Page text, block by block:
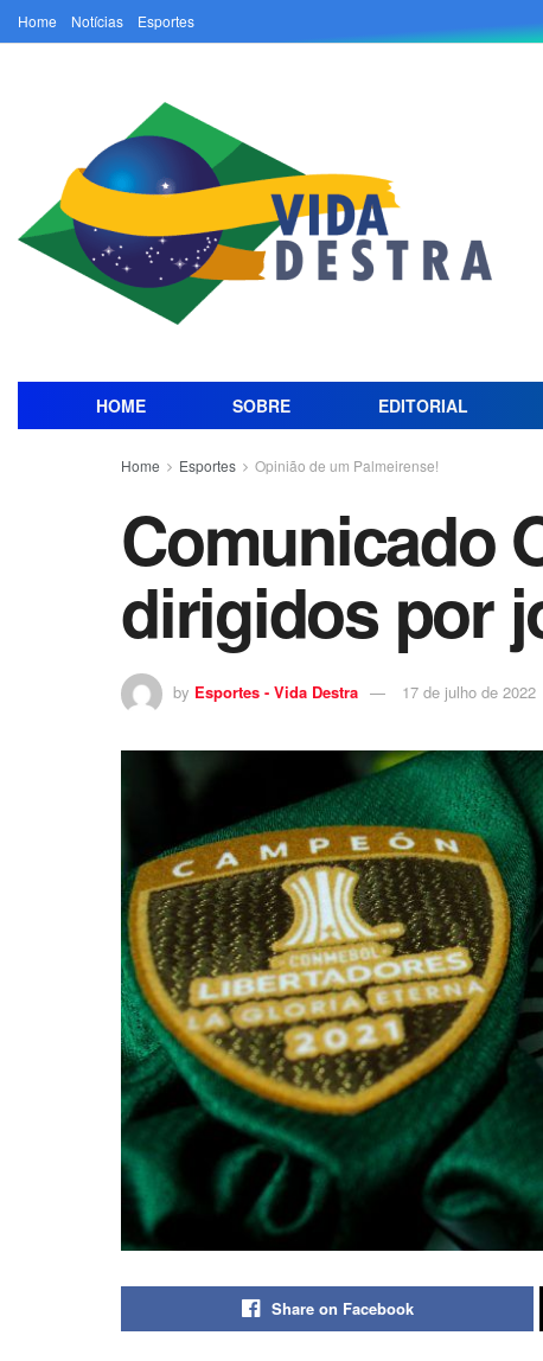
Home Notícias Esportes
HOME SOBRE EDITORIAL
Home Esportes Opinião de um Palmeirense!
Comunicado
dirigidos por
by Esportes - Vida Destra 17 de julho de 2022
Share on Facebook